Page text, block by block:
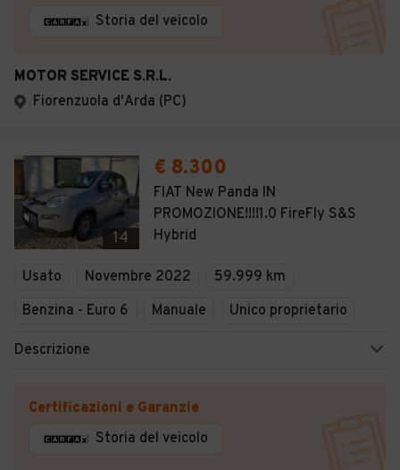
Storia del veicolo
MOTOR SERVICE S.R.L.
Fiorenzuola d'Arda (PC)
14
€ 8.300
FIAT New Panda IN
PROMOZIONE!!!!1.0 FireFly S&S
Hybrid
Usato Novembre 2022
59.999 km
Benzina - Euro 6
Manuale Unico proprietario
Descrizione
Certificazioni e Garanzie
Storia del veicolo